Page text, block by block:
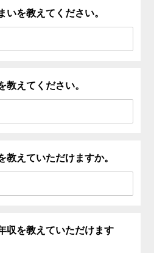
いを教えてください。
教えてください。
教えていただけますか。
収を教えていただけます